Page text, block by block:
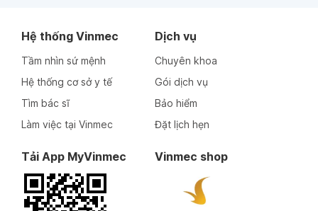
Hệ thống Vinmec
Tầm nhìn sứ mệnh
Hệ thống cơ sở y tế
Tìm bác sĩ
Làm việc tại Vinmec
Dịch vụ
Chuyên khoa
Gói dịch vụ
Bảo hiểm
Đặt lịch hẹn
Tải App MyVinmec Vinmec shop